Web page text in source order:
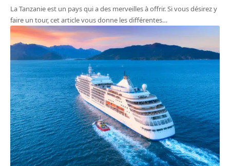
La Tanzanie est un pays qui a des merveilles à offrir. Si vous désirez y
faire un tour, cet article vous donne les différentes…